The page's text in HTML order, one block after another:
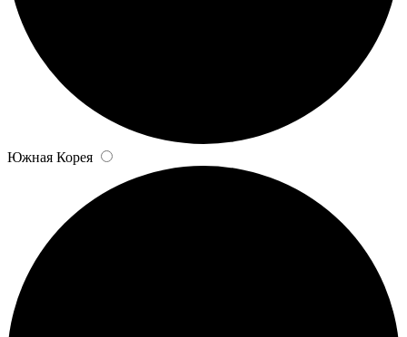
Южная Корея